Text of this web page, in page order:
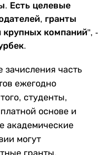
Есть целевые
гранты
компаний", -
зачисления часть
ежегодно
студенты,
основе и
академические
могут